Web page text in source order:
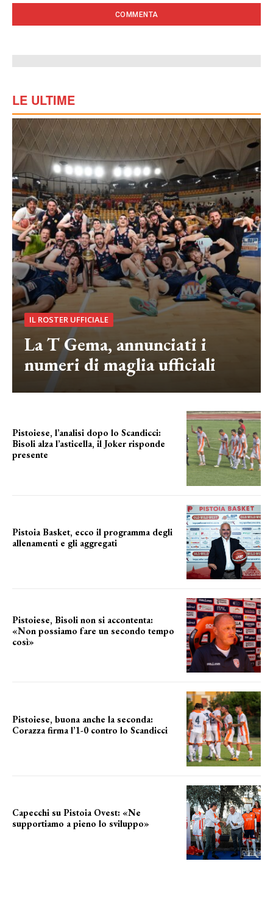
LE ULTIME
IL ROSTER UFFICIALE
La T Gema, annunciati i
numeri di maglia ufficiali
Pistoiese, l’analisi dopo lo Scandicci:
Bisoli alza l’asticella, il Joker risponde
presente
Pistoia Basket, ecco il programma degli
allenamenti e gli aggregati
Pistoiese, Bisoli non si accontenta:
«Non possiamo fare un secondo tempo
così»
Pistoiese, buona anche la seconda:
Corazza firma l’1-0 contro lo Scandicci
Capecchi su Pistoia Ovest: «Ne
supportiamo a pieno lo sviluppo»